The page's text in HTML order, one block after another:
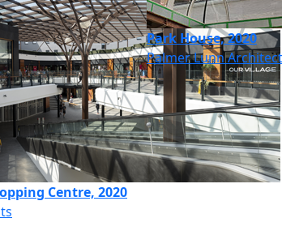
Centre, 2020
Park House, 2020
Palmer Lunn